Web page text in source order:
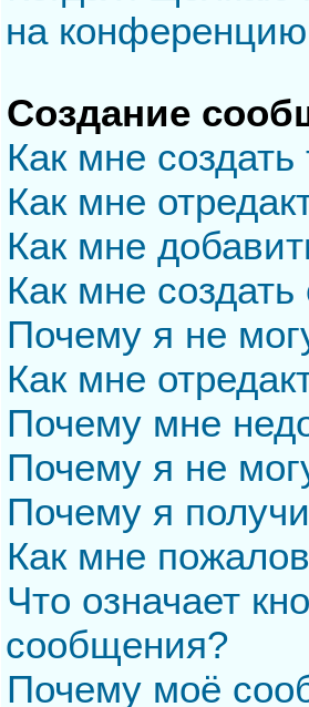
на
Создание
Как мне
Как мне
Как мне
Как мне создать
Почему я не
Как мне
Почему мне
Почему я не
Почему я
Как мне
Что означает
сообщения?
Почему моё